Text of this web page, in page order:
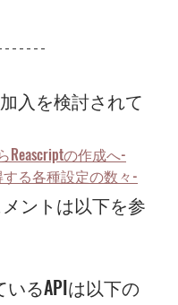
入を検討されて
Reascriptの作成へ-
する各種設定の数々-
メントは以下を参
いるAPIは以下の